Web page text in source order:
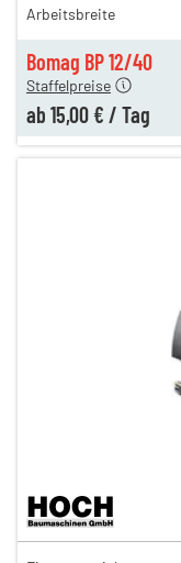
Bomag BP 12/40
20,00 €
Staffelpreise
ab 15,00 € / Tag
Arbeitsbreite
54,00 €